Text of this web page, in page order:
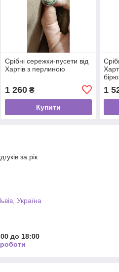
Срібні сережки-пусети від
Хартів з перлиною
1 260₴
Купити
1
за рік
Україна
до 18:00